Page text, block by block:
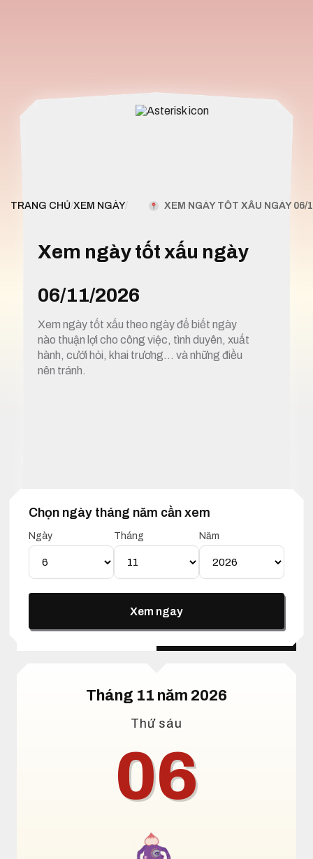
TRANG CHỦ/XEM NGÀY/ XEM NGÀY TỐT XẤU NGÀY 06/
Xem ngày tốt xấu ngày
06/11/2026
Xem ngày tốt xấu theo ngày để biết ngày
nào thuận lợi cho công việc, tình duyên, xuất
hành, cưới hỏi, khai trương… và những điều
nên tránh.
Chọn ngày tháng năm cần xem
Ngày Tháng Năm
Xem ngay
1. Xem ngày tốt xấu 6 tháng 11 năm 2026
Lịch Vạn Niên 06 Tháng 11
Năm 2026
Lịch dương Lịch âm
Tháng 11 năm 2026
Thứ sáu
06